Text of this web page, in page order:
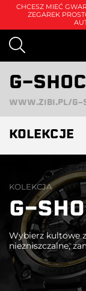
CHCESZ MIEĆ
ZEGAREK
G-
WWW.ZIBI.PL/G-
KOLEKCJE
KOLEKCJA
G-
Wybierz kultowe
niezniszczalne,